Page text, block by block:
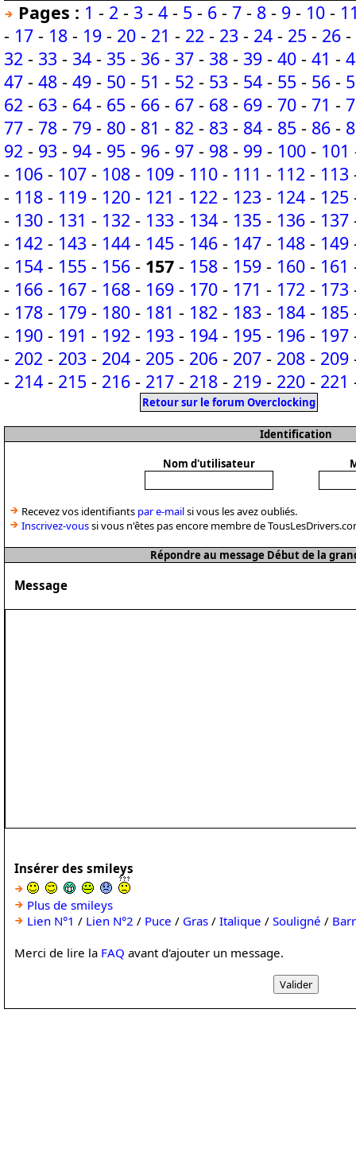
Pages : 1 - 2 - 3 - 4 - 5 - 6 - 7 - 8 - 9 - 10 -
- 17 - 18 - 19 - 20 - 21 - 22 - 23 - 24 - 25 - 26 -
32 - 33 - 34 - 35 - 36 - 37 - 38 - 39 - 40 - 41 -
47 - 48 - 49 - 50 - 51 - 52 - 53 - 54 - 55 - 56 -
62 - 63 - 64 - 65 - 66 - 67 - 68 - 69 - 70 - 71 -
77 - 78 - 79 - 80 - 81 - 82 - 83 - 84 - 85 - 86 -
92 - 93 - 94 - 95 - 96 - 97 - 98 - 99 - 100 - 101
- 106 - 107 - 108 - 109 - 110 - 111 - 112 - 113
- 118 - 119 - 120 - 121 - 122 - 123 - 124 - 125
- 130 - 131 - 132 - 133 - 134 - 135 - 136 - 137
- 142 - 143 - 144 - 145 - 146 - 147 - 148 - 149
- 154 - 155 - 156 - 157 - 158 - 159 - 160 - 161
- 166 - 167 - 168 - 169 - 170 - 171 - 172 - 173
- 178 - 179 - 180 - 181 - 182 - 183 - 184 - 185
- 190 - 191 - 192 - 193 - 194 - 195 - 196 - 197
- 202 - 203 - 204 - 205 - 206 - 207 - 208 - 209
- 214 - 215 - 216 - 217 - 218 - 219 - 220 - 221
Retour sur le forum Overclocking
Identification
Nom d'utilisateur
Recevez vos identifiants par e-mailsi vous les avez oubliés.
Inscrivez-voussi vous n'êtes pas encore membre de
Répondre au message Début de la
Message
Insérer des smileys
Plus de smileys
Lien N°1 / Lien N°2 / Puce / Gras / Italique / Souligné /
Merci de lire la FAQ avant d'ajouter un message.